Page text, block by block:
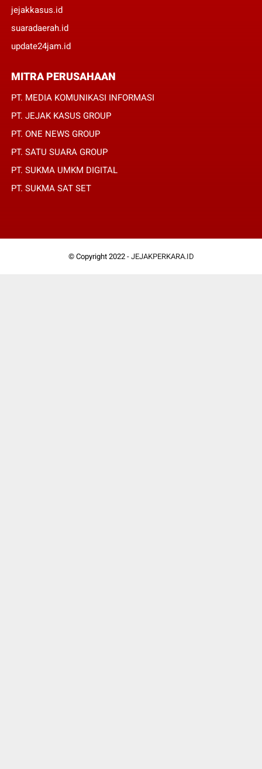
jejakkasus.id
suaradaerah.id
update24jam.id
MITRA PERUSAHAAN
PT. MEDIA KOMUNIKASI INFORMASI
PT. JEJAK KASUS GROUP
PT. ONE NEWS GROUP
PT. SATU SUARA GROUP
PT. SUKMA UMKM DIGITAL
PT. SUKMA SAT SET
© Copyright 2022 - JEJAKPERKARA.ID